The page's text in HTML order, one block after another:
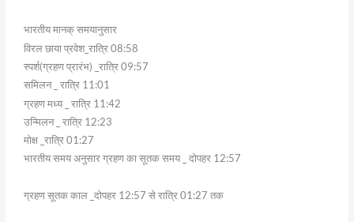
भारतीय मानक् समयानुसार
विरल छाया प्रवेश_रात्रि 08:58
स्पर्श(ग्रहण प्रारंभ) _रात्रि 09:57
समिलन _ रात्रि 11:01
ग्रहण मध्य _ रात्रि 11:42
उन्मिलन _ रात्रि 12:23
मोक्ष _रात्रि 01:27
भारतीय समय अनुसार ग्रहण का सूतक समय _ दोपहर 12:57
ग्रहण सूतक काल _दोपहर 12:57 से रात्रि 01:27 तक